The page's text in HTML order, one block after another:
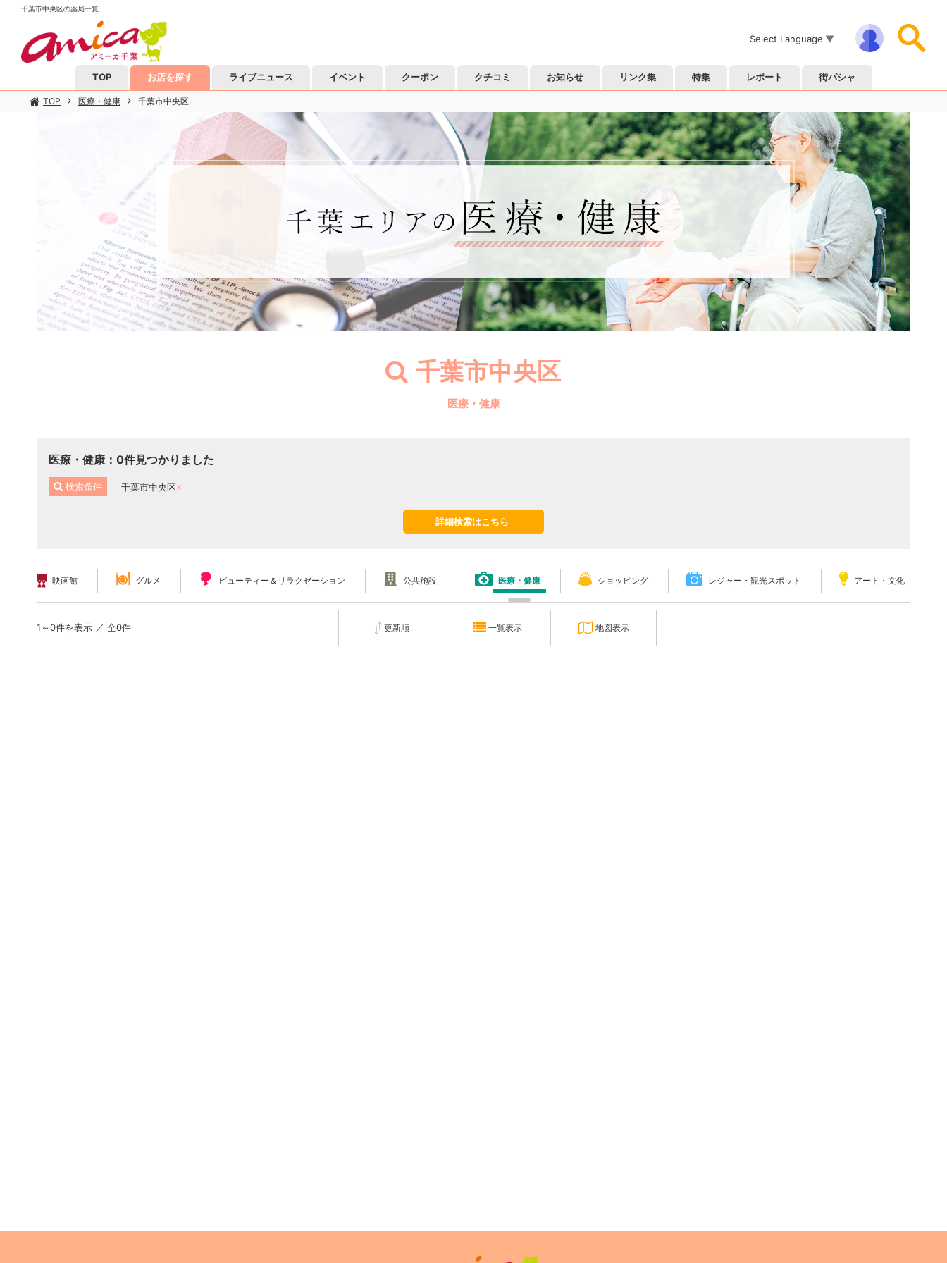
千葉市中央区の薬局一覧
Select Language ▼
TOP お店を探す ライブニュース イベント クーポン クチコミ お知らせ リンク集 特集 レポート 街パシャ
TOP 医療・健康 千葉市中央区
千葉市中央区
医療・健康
医療・健康 ： 0件見つかりました
検索条件 千葉市中央区
詳細検索はこちら
映画館 グルメ ビューティー＆リラクゼーション 公共施設 医療・健康 ショッピング レジャー・観光スポット アート・文化
1～0件を表示 ／ 全0件 更新順 一覧表示 地図表示